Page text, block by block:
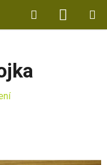
Hledat
KOŠÍK